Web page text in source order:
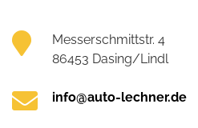
Messerschmittstr. 4
86453 Dasing/Lindl
info@auto-lechner.de